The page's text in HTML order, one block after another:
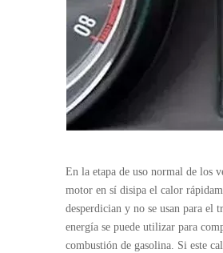
En la etapa de uso normal de los
motor en sí disipa el calor
desperdician y no se usan para el
energía se puede utilizar para
combustión de gasolina. Si este